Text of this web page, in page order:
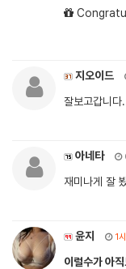
지오이드
잘보고갑니
아네타
재미나게 잘
윤지 1
이럴수가 아